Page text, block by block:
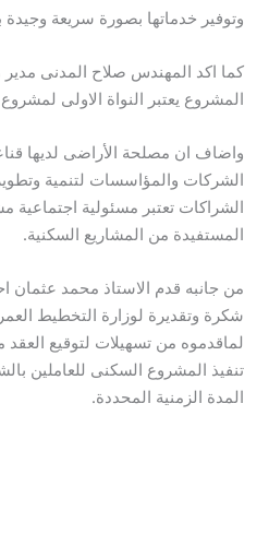
وتوفير خدماتها بصورة سريعة وجيدة
كما اكد المهندس صلاح المدنى مدير
المشروع يعتبر النواة الاولى
واضاف ان مصلحة الأراضى لديها
الشركات والمؤاسسات لتنمية
الشراكات تعتبر مسئولية اجتماعية
المستفيدة من المشاريع السكنية.
من جانبه قدم الاستاذ محمد عثمان
شكرة وتقديرة لوزارة التخطيط
لماقدموه من تسهيلات لتوقيع
تنفيذ المشروع السكنى للعاملين
المدة الزمنية المحددة.